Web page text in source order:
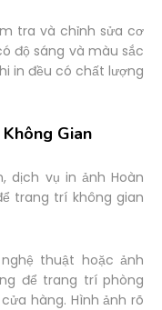
tra và chỉnh sửa cơ
độ sáng và màu sắc
in đều có chất lượng
Gian
dịch vụ in ảnh Hoàn
trang trí không gian
thuật hoặc ảnh
để trang trí phòng
hàng. Hình ảnh rõ